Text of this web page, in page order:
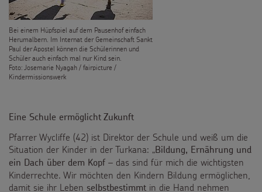
Bei einem Hüpfspiel auf dem Pausenhof einfach
Herumalbern. Im Internat der Gemeinschaft Sankt
Paul der Apostel können die Schülerinnen und
Schüler auch einfach mal nur Kind sein.
Foto: Josemarie Nyagah / fairpicture /
Kindermissionswerk
Eine Schule ermöglicht Zukunft
Pfarrer Wycliffe (42) ist Direktor der Schule und weiß um die
Situation der Kinder in der Turkana: „Bildung, Ernährung und
ein Dach über dem Kopf – das sind für mich die wichtigsten
Kinderrechte. Wir möchten den Kindern Bildung ermöglichen,
damit sie ihr Leben selbstbestimmt in die Hand nehmen